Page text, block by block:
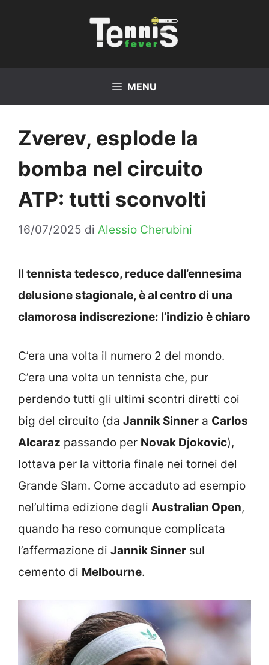
MENU
Zverev, esplode la
bomba nel circuito
ATP: tutti sconvolti
16/07/2025 di Alessio Cherubini
Il tennista tedesco, reduce dall’ennesima
delusione stagionale, è al centro di una
clamorosa indiscrezione: l’indizio è chiaro
C’era una volta il numero 2 del mondo.
C’era una volta un tennista che, pur
perdendo tutti gli ultimi scontri diretti coi
big del circuito (da Jannik Sinner a Carlos
Alcaraz passando per Novak Djokovic),
lottava per la vittoria finale nei tornei del
Grande Slam. Come accaduto ad esempio
nel’ultima edizione degli Australian Open,
quando ha reso comunque complicata
l’affermazione di Jannik Sinner sul
cemento di Melbourne.